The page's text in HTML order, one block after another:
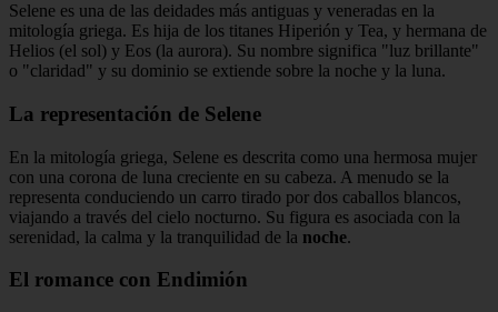
Selene es una de las deidades más antiguas y veneradas en la
mitología griega. Es hija de los titanes Hiperión y Tea, y hermana de
Helios (el sol) y Eos (la aurora). Su nombre significa "luz brillante"
o "claridad" y su dominio se extiende sobre la noche y la luna.
La representación de Selene
En la mitología griega, Selene es descrita como una hermosa mujer
con una corona de luna creciente en su cabeza. A menudo se la
representa conduciendo un carro tirado por dos caballos blancos,
viajando a través del cielo nocturno. Su figura es asociada con la
serenidad, la calma y la tranquilidad de la noche.
El romance con Endimión